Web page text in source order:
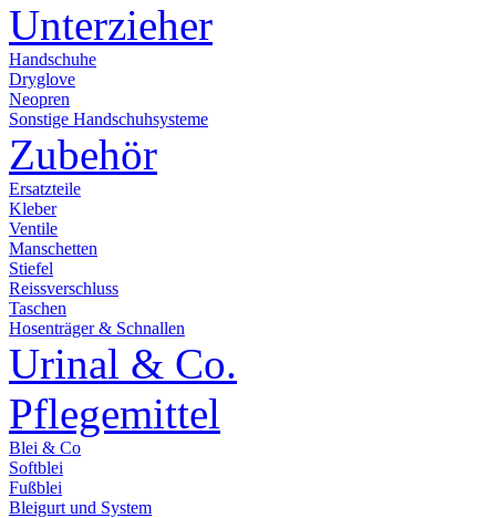
Unterzieher
Handschuhe
Dryglove
Neopren
Sonstige Handschuhsysteme
Zubehör
Ersatzteile
Kleber
Ventile
Manschetten
Stiefel
Reissverschluss
Taschen
Hosenträger & Schnallen
Urinal & Co.
Pflegemittel
Blei & Co
Softblei
Fußblei
Bleigurt und System